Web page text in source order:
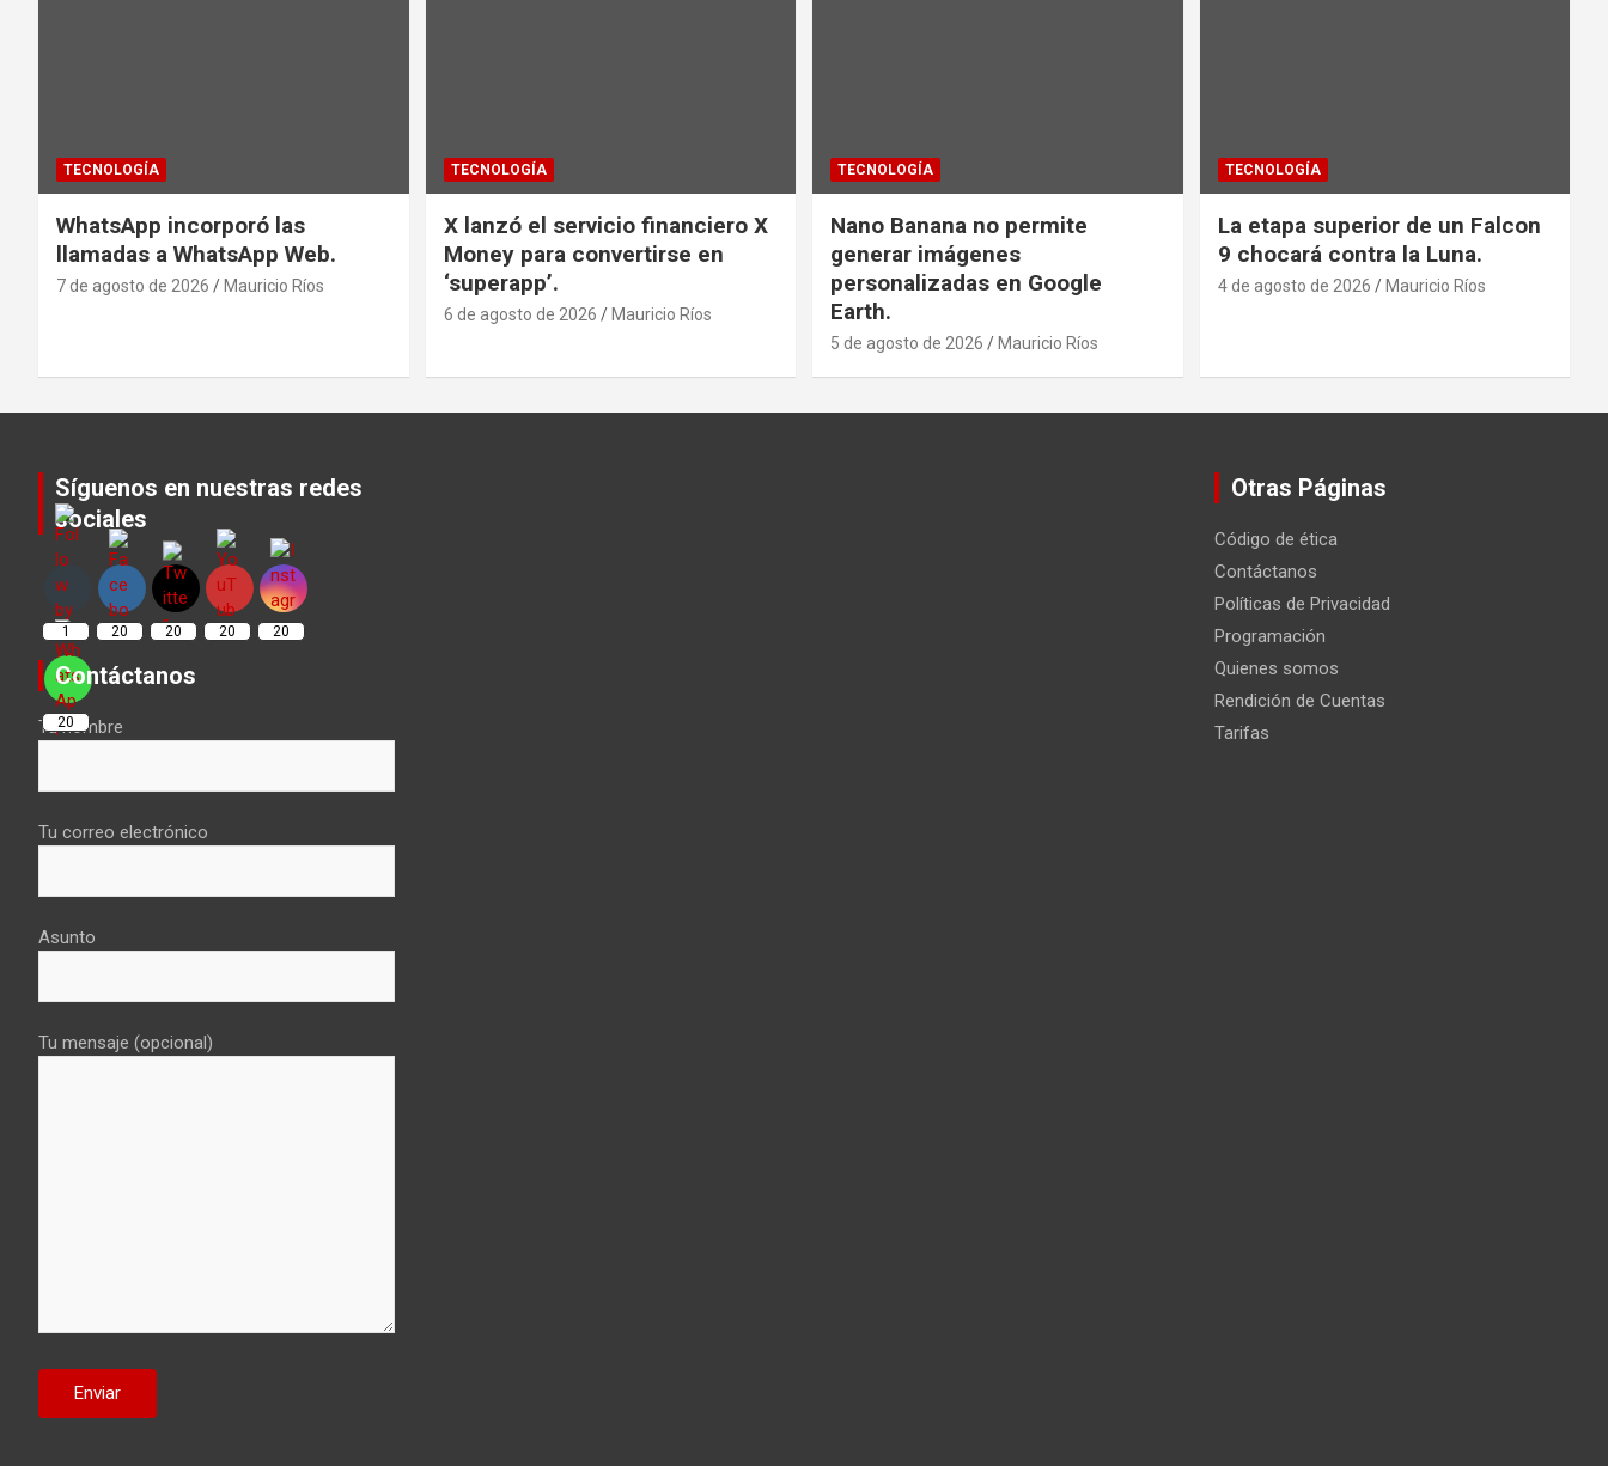
TECNOLOGÍA
WhatsApp incorporó las
llamadas a WhatsApp Web.
7 de agosto de 2026 Mauricio Ríos
TECNOLOGÍA
X lanzó el servicio financiero X
Money para convertirse en
‘superapp’.
6 de agosto de 2026 Mauricio Ríos
TECNOLOGÍA
Nano Banana no permite
generar imágenes
personalizadas en Google
Earth.
5 de agosto de 2026 Mauricio Ríos
TECNOLOGÍA
La etapa superior de un Falcon
9 chocará contra la Luna.
4 de agosto de 2026 Mauricio Ríos
Síguenos en nuestras redes
sociales
1 20 20 20 20
20
Contáctanos
Tu nombre
Tu correo electrónico
Asunto
Tu mensaje (opcional)
Otras Páginas
Código de ética
Contáctanos
Políticas de Privacidad
Programación
Quienes somos
Rendición de Cuentas
Tarifas